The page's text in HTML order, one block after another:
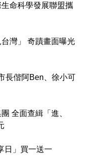
生命科學發展聯盟攜
灣」 奇蹟畫面曝光
長偕阿Ben、徐小可
全面查緝「進、
日」買一送一